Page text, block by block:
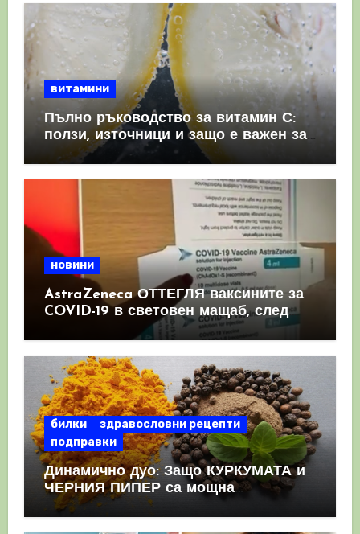
витамини
Пълно ръководство за витамин С:
ползи, източници и защо е важен за
имунната система
новини
AstraZeneca ОТТЕГЛЯ ваксините за
COVID-19 в световен мащаб, след
като призна, че те причиняват
билки
здравословни рецепти
подправки
Динамично дуо: Защо КУРКУМАТА и
ЧЕРНИЯ ПИПЕР са мощна
комбинация